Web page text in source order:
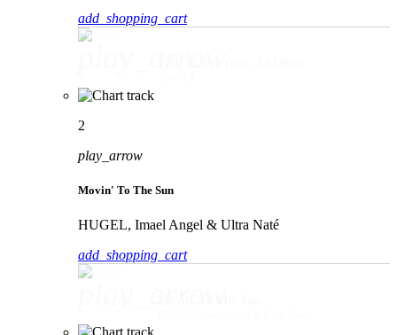
add_shopping_cart
2
play_arrow
Movin' To The Sun
HUGEL, Imael Angel & Ultra Naté
add_shopping_cart